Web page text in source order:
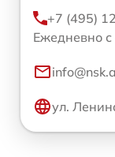
+7 (495)
Ежедневно
ул.